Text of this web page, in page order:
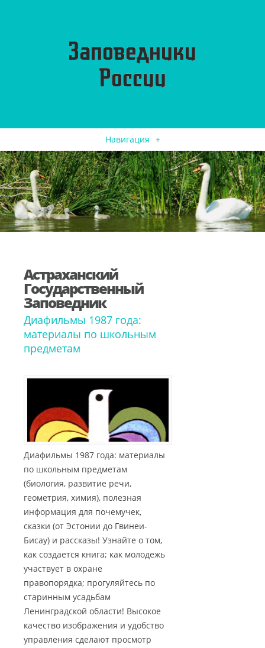
Навигация +
Астраханский
Государственный
Заповедник
Диафильмы 1987 года:
материалы по школьным
предметам
Диафильмы 1987 года: материалы
по школьным предметам
(биология, развитие речи,
геометрия, химия), полезная
информация для почемучек,
сказки (от Эстонии до Гвинеи-
Бисау) и рассказы! Узнайте о том,
как создается книга; как молодежь
участвует в охране
правопорядка; прогуляйтесь по
старинным усадьбам
Ленинградской области! Высокое
качество изображения и удобство
управления сделают просмотр